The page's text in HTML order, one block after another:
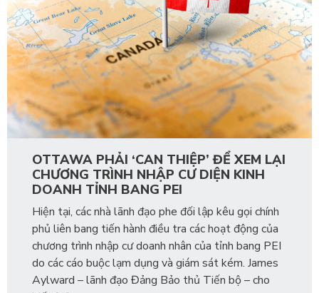
OTTAWA PHẢI ‘CAN THIỆP’ ĐỂ XEM LẠI
CHƯƠNG TRÌNH NHẬP CƯ DIỆN KINH
DOANH TỈNH BANG PEI
Hiện tại, các nhà lãnh đạo phe đối lập kêu gọi chính
phủ liên bang tiến hành điều tra các hoạt động của
chương trình nhập cư doanh nhân của tỉnh bang PEI
do các cáo buộc lạm dụng và giám sát kém. James
Aylward – lãnh đạo Đảng Bảo thủ Tiến bộ – cho